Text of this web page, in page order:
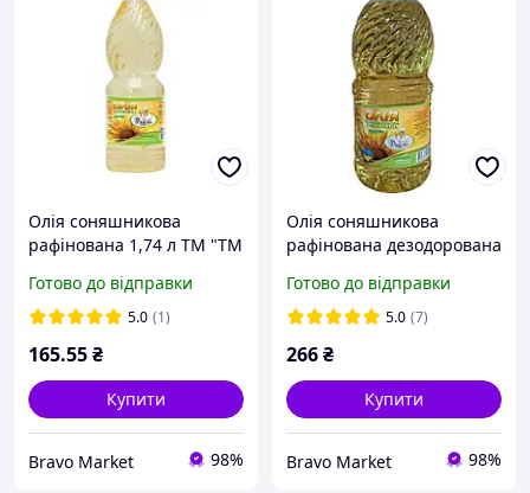
Олія соняшникова
рафінована 1,74 л TM "TM
Готово до відправки
5.0 (1)
165.55₴
Купити
Bravo Market 98%
Олія соняшникова
рафінована дезодорована
Готово до відправки
5.0 (7)
266₴
Купити
Bravo Market 98%